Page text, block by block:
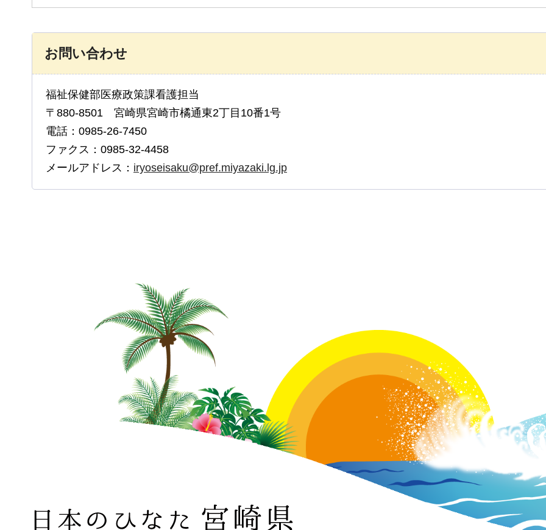
お問い合わせ
福祉保健部医療政策課看護担当
〒880-8501 宮崎県宮崎市橘通東2丁目10番1号
電話：0985-26-7450
ファクス：0985-32-4458
メールアドレス： iryoseisaku@pref.miyazaki.lg.jp
日本のひなた 宮崎県 MIYAZAKI PREFECTURE